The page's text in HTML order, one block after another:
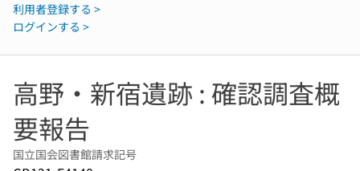
利用者登録する >
ログインする >
高野・新宿遺跡 : 確認調査概
要報告
国立国会図書館請求記号